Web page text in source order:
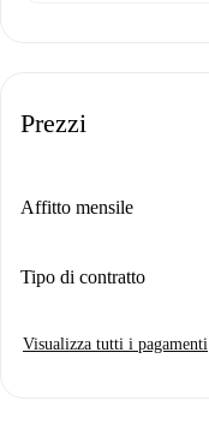
Prezzi
Affitto mensile
Tipo di contratto
Visualizza tutti i pagamenti